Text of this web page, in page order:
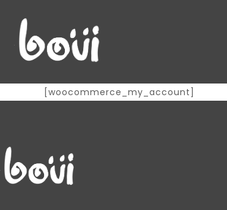
[woocommerce_my_account]